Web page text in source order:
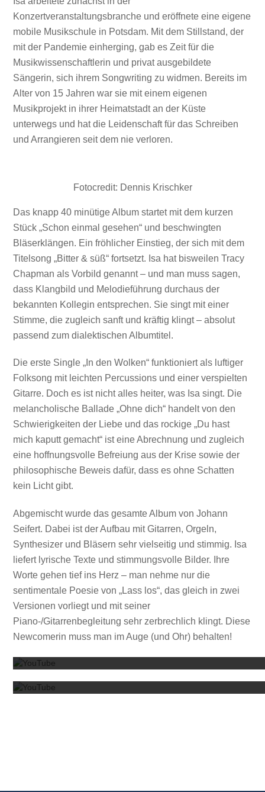
Konzertveranstaltungsbranche und eröffnete eine eigene
mobile Musikschule in Potsdam. Mit dem Stillstand, der
mit der Pandemie einherging, gab es Zeit für die
Musikwissenschaftlerin und privat ausgebildete
Sängerin, sich ihrem Songwriting zu widmen. Bereits im
Alter von 15 Jahren war sie mit einem eigenen
Musikprojekt in ihrer Heimatstadt an der Küste
unterwegs und hat die Leidenschaft für das Schreiben
und Arrangieren seit dem nie verloren.
Fotocredit: Dennis Krischker
Das knapp 40 minütige Album startet mit dem kurzen
Stück „Schon einmal gesehen“ und beschwingten
Bläserklängen. Ein fröhlicher Einstieg, der sich mit dem
Titelsong „Bitter & süß“ fortsetzt. Isa hat bisweilen Tracy
Chapman als Vorbild genannt – und man muss sagen,
dass Klangbild und Melodieführung durchaus der
bekannten Kollegin entsprechen. Sie singt mit einer
Stimme, die zugleich sanft und kräftig klingt – absolut
passend zum dialektischen Albumtitel.
Die erste Single „In den Wolken“ funktioniert als luftiger
Folksong mit leichten Percussions und einer verspielten
Gitarre. Doch es ist nicht alles heiter, was Isa singt. Die
melancholische Ballade „Ohne dich“ handelt von den
Schwierigkeiten der Liebe und das rockige „Du hast
mich kaputt gemacht“ ist eine Abrechnung und zugleich
eine hoffnungsvolle Befreiung aus der Krise sowie der
philosophische Beweis dafür, dass es ohne Schatten
kein Licht gibt.
Abgemischt wurde das gesamte Album von Johann
Seifert. Dabei ist der Aufbau mit Gitarren, Orgeln,
Synthesizer und Bläsern sehr vielseitig und stimmig. Isa
liefert lyrische Texte und stimmungsvolle Bilder. Ihre
Worte gehen tief ins Herz – man nehme nur die
sentimentale Poesie von „Lass los“, das gleich in zwei
Versionen vorliegt und mit seiner
Piano-/Gitarrenbegleitung sehr zerbrechlich klingt. Diese
Newcomerin muss man im Auge (und Ohr) behalten!
Mit